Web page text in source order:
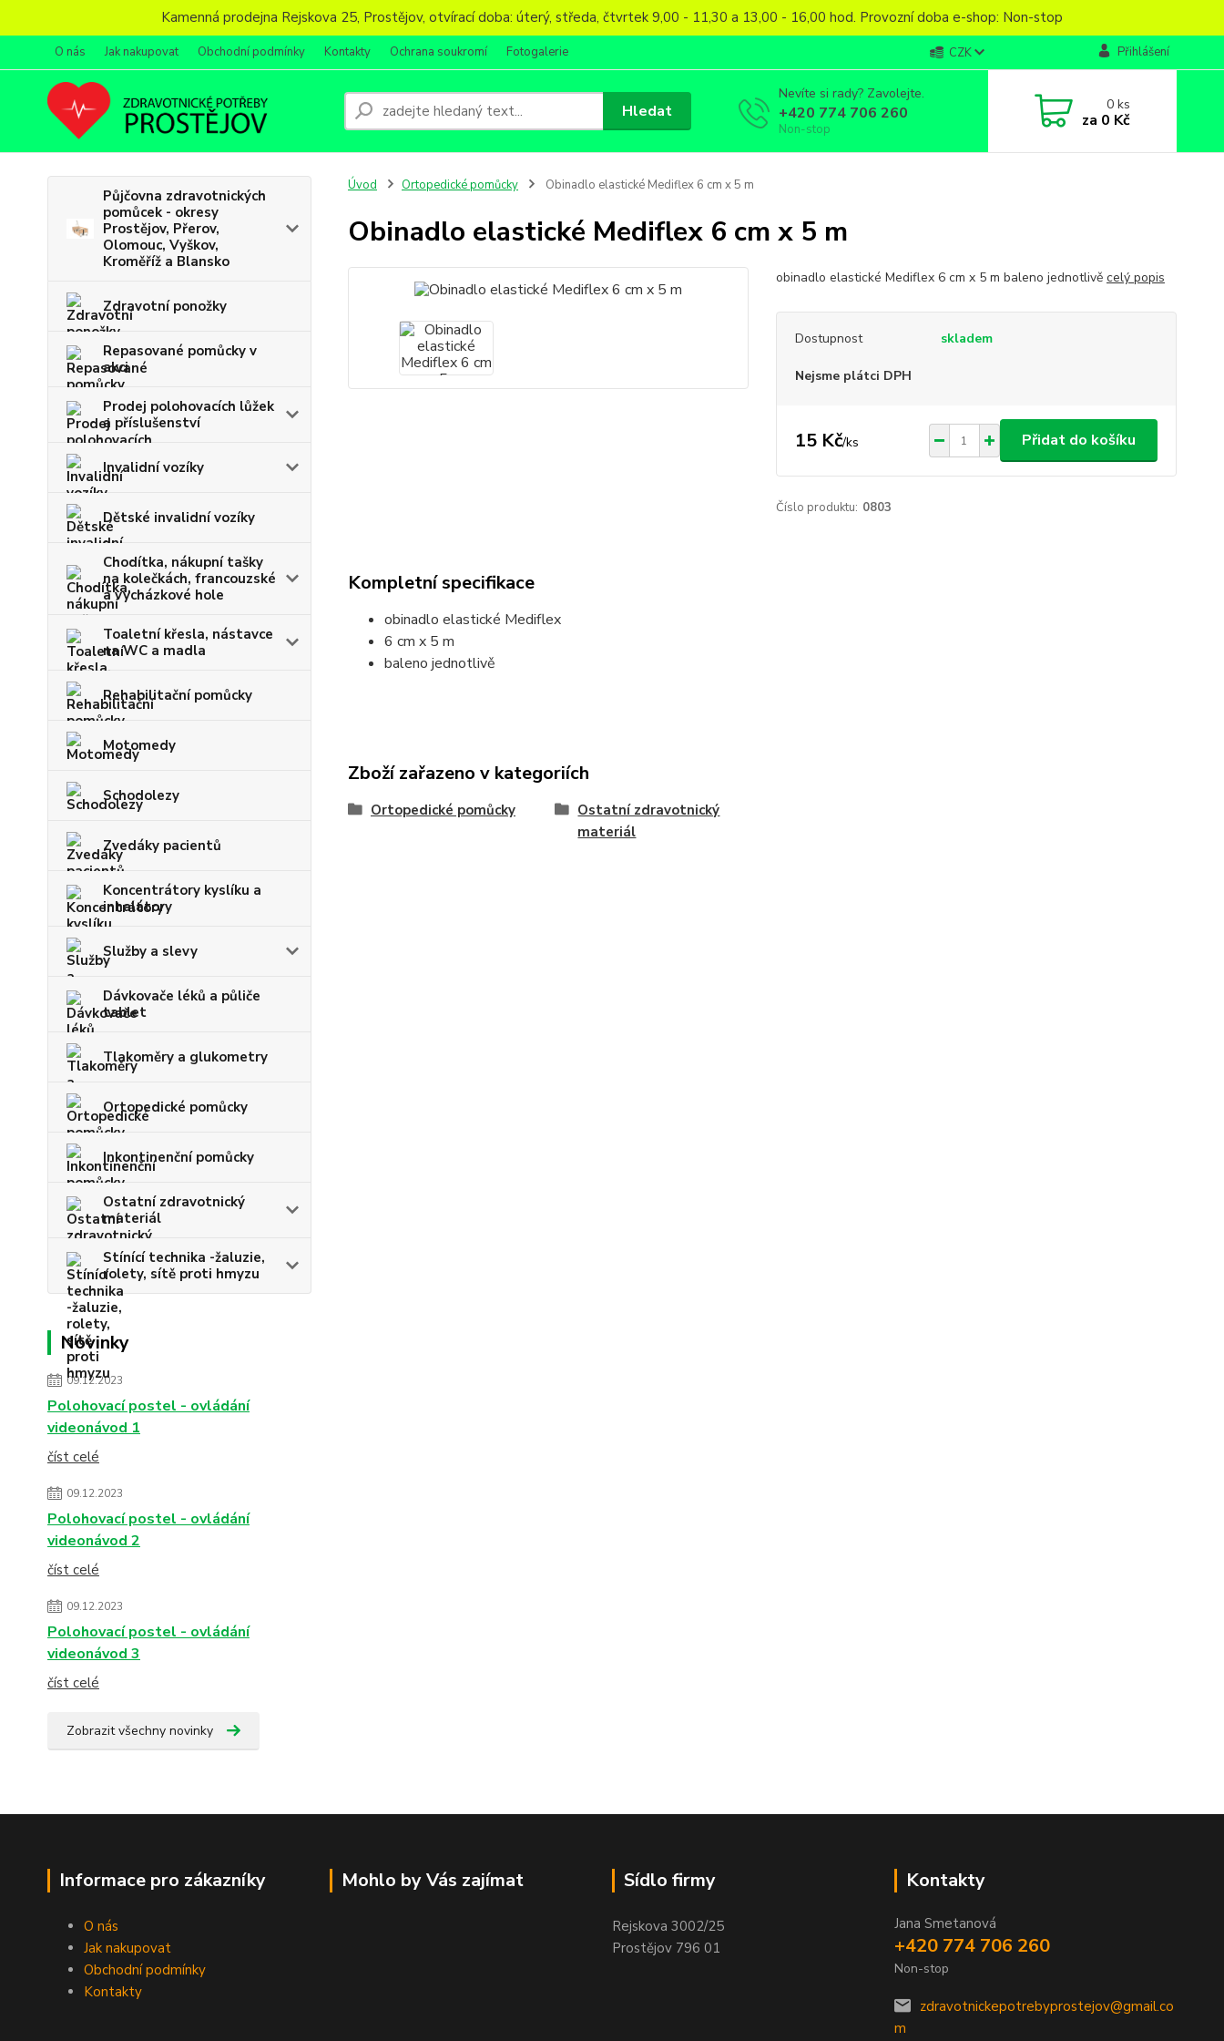
Kamenná prodejna Rejskova 25, Prostějov, otvírací doba: úterý, středa, čtvrtek 9,00 - 11,30 a 13,00 - 16,00 hod. Provozní doba e-shop: Non-stop
O nás Jak nakupovat Obchodní podmínky Kontakty Ochrana soukromí Fotogalerie CZK Přihlášení
Hledat
Nevíte si rady? Zavolejte.
+420 774 706 260
Non-stop
0ks
za 0 Kč
Půjčovna zdravotnických
pomůcek - okresy
Prostějov, Přerov,
Olomouc, Vyškov,
Kroměříž a Blansko
Zdravotní ponožky
Repasované pomůcky v
akci
Prodej polohovacích lůžek
a příslušenství
Invalidní vozíky
Dětské invalidní vozíky
Chodítka, nákupní tašky
na kolečkách, francouzské
a vycházkové hole
Toaletní křesla, nástavce
na WC a madla
Rehabilitační pomůcky
Motomedy
Schodolezy
Zvedáky pacientů
Koncentrátory kyslíku a
inhalátory
Služby a slevy
Dávkovače léků a půliče
tablet
Tlakoměry a glukometry
Ortopedické pomůcky
Inkontinenční pomůcky
Ostatní zdravotnický
materiál
Stínící technika -žaluzie,
rolety, sítě proti hmyzu
Novinky
09.12.2023
Polohovací postel - ovládání
videonávod 1
číst celé
09.12.2023
Polohovací postel - ovládání
videonávod 2
číst celé
09.12.2023
Polohovací postel - ovládání
videonávod 3
číst celé
Zobrazit všechny novinky
Úvod Ortopedické pomůcky Obinadlo elastické Mediflex 6 cm x 5 m
Obinadlo elastické Mediflex 6 cm x 5 m
obinadlo elastické Mediflex 6 cm x 5 m baleno jednotlivě celý popis
Dostupnost skladem
Nejsme plátci DPH
15 Kč/ks Přidat do košíku
Číslo produktu: 0803
Kompletní specifikace
obinadlo elastické Mediflex
6 cm x 5 m
baleno jednotlivě
Zboží zařazeno v kategoriích
Ortopedické pomůcky
Ostatní zdravotnický
materiál
Informace pro zákazníky
O nás
Jak nakupovat
Obchodní podmínky
Kontakty
Mohlo by Vás zajímat Sídlo firmy
Rejskova 3002/25
Prostějov 796 01
Kontakty
Jana Smetanová
+420 774 706 260
Non-stop
zdravotnickepotrebyprostejov@gmail.co
m